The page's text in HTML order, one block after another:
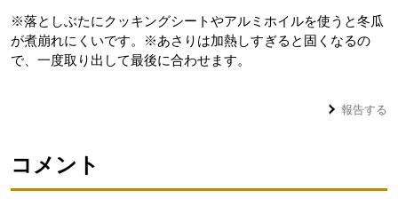
※落としぶたにクッキングシートやアルミホイルを使うと冬瓜
が煮崩れにくいです。※あさりは加熱しすぎると固くなるの
で、一度取り出して最後に合わせます。
報告する
コメント